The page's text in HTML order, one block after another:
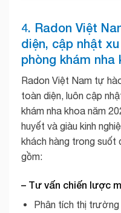
4. Radon Việt
diện, cập nhật
phòng khám nha
Radon Việt Nam tự
toàn diện, luôn cập
khám nha khoa năm
huyết và giàu kinh
khách hàng trong suốt
gồm:
– Tư vấn chiến lược
Phân tích thị trường